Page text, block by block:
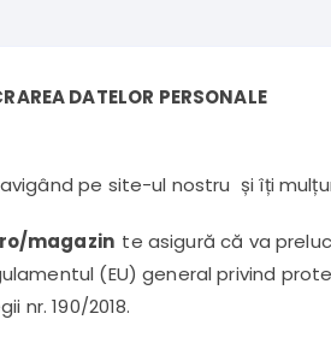
Larve uscate
Faina de peste
DATELOR PERSONALE
pe site-ul nostru și îți
magazin te asigură că va
(EU) general privind
nr. 190/2018.